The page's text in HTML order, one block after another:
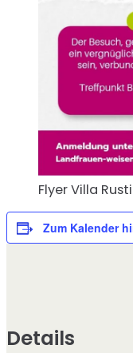
Flyer Villa
Zum Kalender
Details